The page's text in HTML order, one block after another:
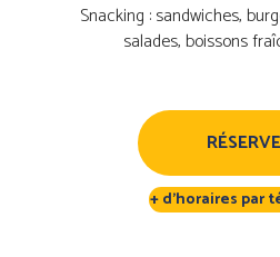
Snacking : sandwiches,
salades, boissons
+ d’horaires par